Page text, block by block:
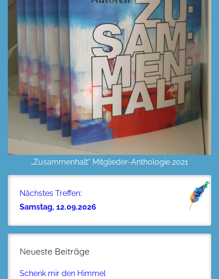
„Zusammenhalt“ Mitglieder-Anthologie 2021
Nächstes Treffen:
Samstag, 12.09.2026
Neueste Beiträge
Schenk mir den Himmel